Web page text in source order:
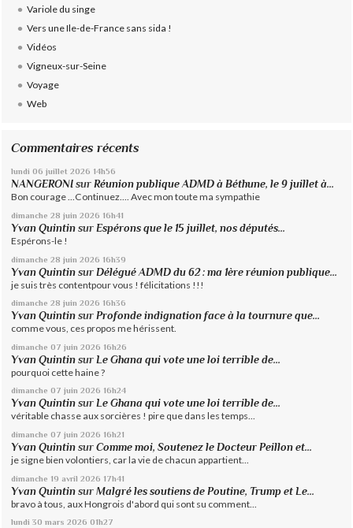
Variole du singe
Vers une Ile-de-France sans sida !
Vidéos
Vigneux-sur-Seine
Voyage
Web
Commentaires récents
lundi 06 juillet 2026 14h56
NANGERONI surRéunion publique ADMD à Béthune, le 9 juillet à...
Bon courage ...Continuez.... Avec mon toute ma sympathie
dimanche 28 juin 2026 16h41
Yvan Quintin surEspérons que le 15 juillet, nos députés...
Espérons-le !
dimanche 28 juin 2026 16h39
Yvan Quintin surDélégué ADMD du 62 : ma 1ère réunion publique...
je suis très contentpour vous ! félicitations !!!
dimanche 28 juin 2026 16h36
Yvan Quintin surProfonde indignation face à la tournure que...
comme vous, ces propos me hérissent.
dimanche 07 juin 2026 16h26
Yvan Quintin sur Le Ghana qui vote une loi terrible de...
pourquoi cette haine ?
dimanche 07 juin 2026 16h24
Yvan Quintin surLe Ghana qui vote une loi terrible de...
véritable chasse aux sorcières ! pire que dans les temps...
dimanche 07 juin 2026 16h21
Yvan Quintin surComme moi, Soutenez le Docteur Peillon et...
je signe bien volontiers, car la vie de chacun appartient...
dimanche 19 avril 2026 17h41
Yvan Quintin surMalgré les soutiens de Poutine, Trump et Le...
bravo à tous, aux Hongrois d'abord qui sont su comment...
lundi 30 mars 2026 01h27